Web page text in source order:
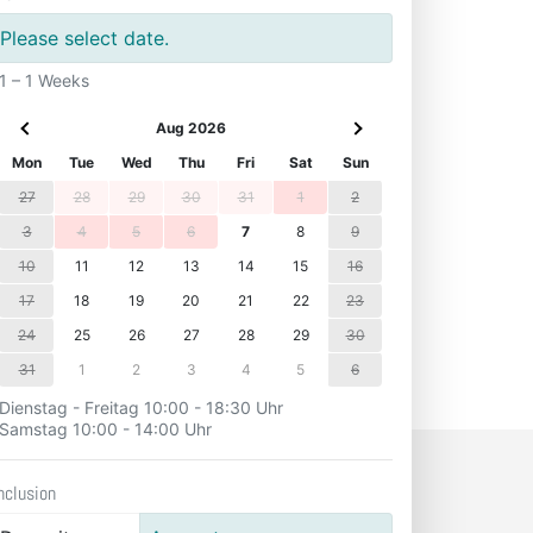
Please select date.
1 – 1 Weeks
Aug 2026
Mon
Tue Wed Thu Fri Sat
Sun
27
28 29 30 31 1
2
3
4 5 6 7 8
9
10
11 12 13 14 15
16
17
18 19 20 21 22
23
24
25 26 27 28 29
30
31
1 2 3 4 5 6
Dienstag - Freitag 10:00 - 18:30 Uhr
Samstag 10:00 - 14:00 Uhr